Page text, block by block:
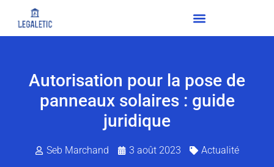
Autorisation pour la pose de
panneaux solaires : guide
juridique
Seb Marchand 3 août 2023 Actualité